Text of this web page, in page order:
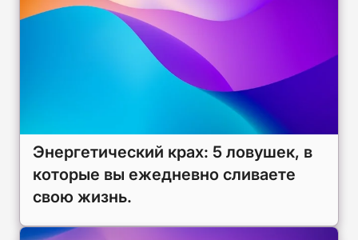
Энергетический крах: 5 ловушек, в
которые вы ежедневно сливаете
свою жизнь.